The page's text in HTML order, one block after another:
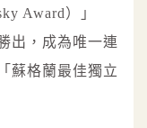
Award）」
出，成為唯一連
蘇格蘭最佳獨立